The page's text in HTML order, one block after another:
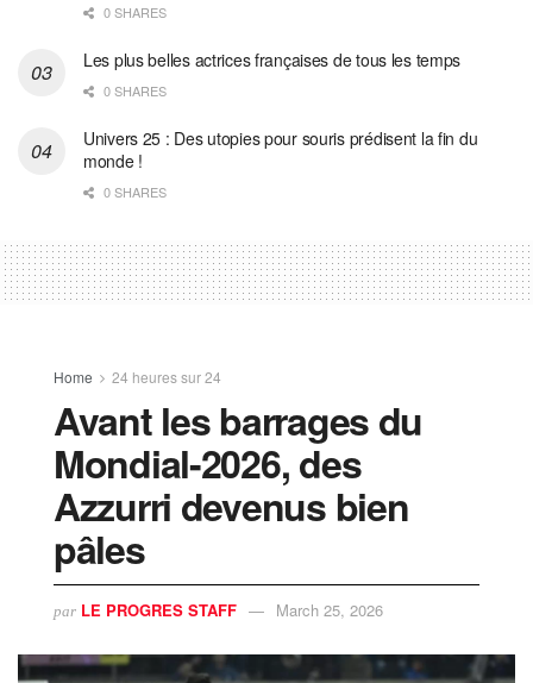
0 SHARES
Les plus belles actrices françaises de tous les temps
0 SHARES
Univers 25 : Des utopies pour souris prédisent la fin du
monde !
0 SHARES
Home 24 heures sur 24
Avant les barrages du
Mondial-2026, des
Azzurri devenus bien
pâles
par LE PROGRES STAFF March 25, 2026